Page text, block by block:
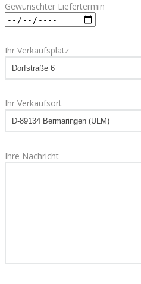
Gewünschter Liefertermin
Ihr Verkaufsplatz
Ihr Verkaufsort
Ihre Nachricht